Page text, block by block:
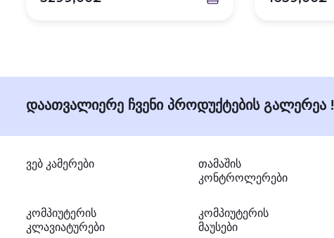
დაათვალიერე ჩვენი პროდუქტების გალერეა !
ვებ კამერები
თამაშის
კონტროლერები
კომპიუტერის
კლავიატურები
კომპიუტერის
მაუსები